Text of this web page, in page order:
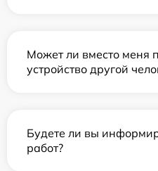
Может ли вместо меня
устройство другой
Будете ли вы
работ?